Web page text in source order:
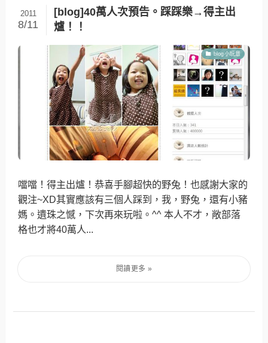
[blog]40萬人次預告。踩踩樂→得主出
爐！！
2011
8/11
blog小玩意
噹噹！得主出爐！恭喜手腳超快的野兔！也感謝大家的
觀注~XD其實應該有三個人踩到，我，野兔，還有小豬
媽。遺珠之憾，下次再來玩啦。^^ 本人不才，敞部落
格也才將40萬人...